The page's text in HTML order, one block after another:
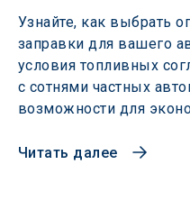
Узнайте, как выбрать
заправки для вашего
условия топливных
с сотнями частных
возможности для
Читать далее